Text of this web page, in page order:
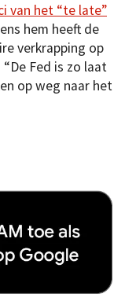
van het “te late”
hem heeft de
verkrapping op
Fed is zo laat
op weg naar het